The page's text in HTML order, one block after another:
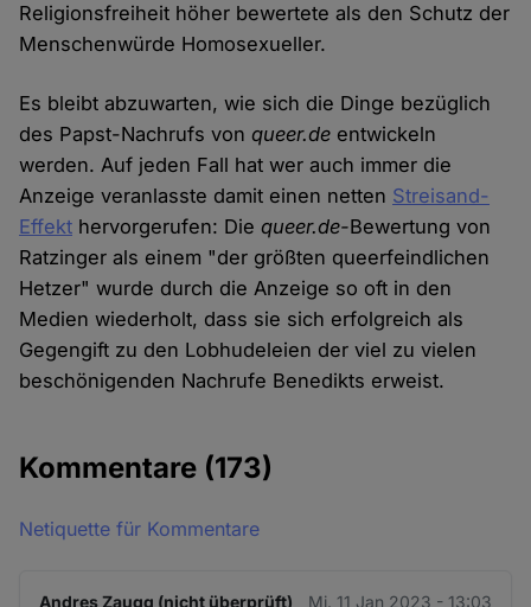
Religionsfreiheit höher bewertete als den Schutz der
Menschenwürde Homosexueller.
Es bleibt abzuwarten, wie sich die Dinge bezüglich
des Papst-Nachrufs vonqueer.de entwickeln
werden. Auf jeden Fall hat wer auch immer die
Anzeige veranlasste damit einen netten Streisand-
Effekt hervorgerufen: Diequeer.de-Bewertung von
Ratzinger als einem "der größten queerfeindlichen
Hetzer" wurde durch die Anzeige so oft in den
Medien wiederholt, dass sie sich erfolgreich als
Gegengift zu den Lobhudeleien der viel zu vielen
beschönigenden Nachrufe Benedikts erweist.
Kommentare (173)
Netiquette für Kommentare
Andres Zaugg (nicht überprüft) Mi. 11 Jan 2023 - 13:03